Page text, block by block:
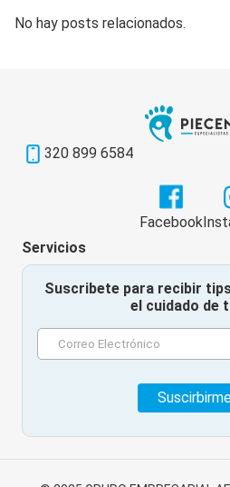
No hay posts relacionados.
320 899 6584
Facebook
Servicios
Suscribete para recibir
el cuidado de